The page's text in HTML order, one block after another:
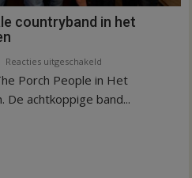
countryband in het
Reacties uitgeschakeld
Muziekvoorstelling
lokale
Porch People in Het
De achtkoppige band...